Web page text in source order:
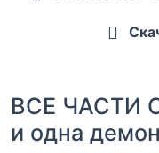
ВСЕ ЧАСТИ
и одна